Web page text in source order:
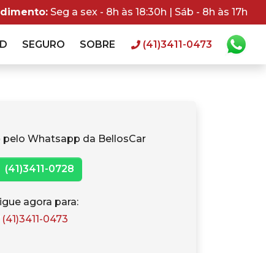
Seg a sex - 8h às 18:30h | Sáb - 8h às 17h
SEGURO SOBRE (41)3411-0473
Whatsapp da BellosCar
(41)3411-0728
agora para:
(41)3411-0473